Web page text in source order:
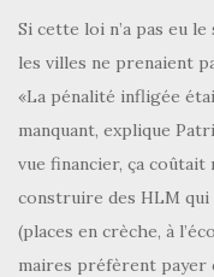
Si cette loi n’a pas eu le
les villes ne prenaient
«La pénalité infligée
manquant, explique
vue financier, ça coûtait
construire des HLM
(places en crèche, à
maires préfèrent payer